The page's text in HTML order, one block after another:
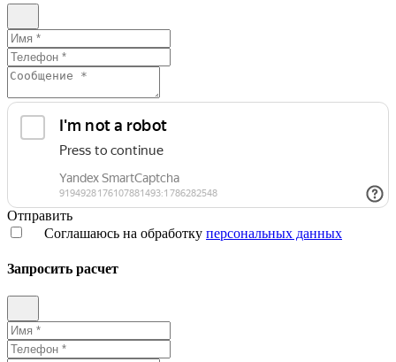
Отправить
Соглашаюсь на обработку персональных данных
Запросить расчет